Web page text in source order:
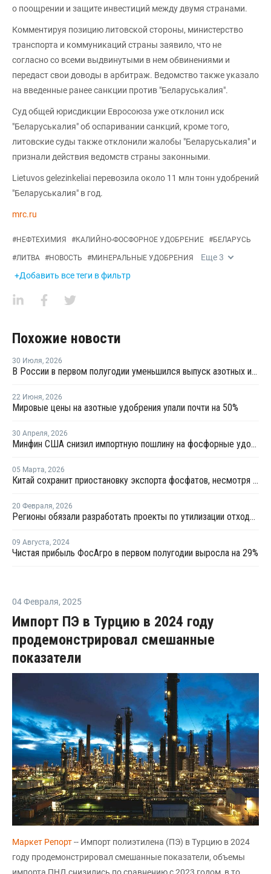
о поощрении и защите инвестиций между двумя странами.
Комментируя позицию литовской стороны, министерство
транспорта и коммуникаций страны заявило, что не
согласно со всеми выдвинутыми в нем обвинениями и
передаст свои доводы в арбитраж. Ведомство также указало
на введенные ранее санкции против "Беларуськалия".
Суд общей юрисдикции Евросоюза уже отклонил иск
"Беларуськалия" об оспаривании санкций, кроме того,
литовские суды также отклонили жалобы "Беларуськалия" и
признали действия ведомств страны законными.
Lietuvos gelezinkeliai перевозила около 11 млн тонн удобрений
"Беларуськалия" в год.
mrc.ru
#НЕФТЕХИМИЯ #КАЛИЙНО-ФОСФОРНОЕ УДОБРЕНИЕ #БЕЛАРУСЬ
#ЛИТВА #НОВОСТЬ #МИНЕРАЛЬНЫЕ УДОБРЕНИЯ Еще3
+Добавить все теги в фильтр
Похожие новости
30 Июля, 2026
В России в первом полугодии уменьшился выпуск азотных и фосфорных удобрений
22 Июня, 2026
Мировые цены на азотные удобрения упали почти на 50%
30 Апреля, 2026
Минфин США снизил импортную пошлину на фосфорные удобрения группы "Фосагро"
05 Марта, 2026
Китай сохранит приостановку экспорта фосфатов, несмотря на войну на Ближнем Востоке
20 Февраля, 2026
Регионы обязали разработать проекты по утилизации отходов удобрений
09 Августа, 2024
Чистая прибыль ФосАгро в первом полугодии выросла на 29%
04 Февраля, 2025
Импорт ПЭ в Турцию в 2024 году
продемонстрировал смешанные
показатели
Маркет Репорт-- Импорт полиэтилена (ПЭ) в Турцию в 2024
году продемонстрировал смешанные показатели, объемы
импорта ПНД снизились по сравнению с 2023 годом, в то